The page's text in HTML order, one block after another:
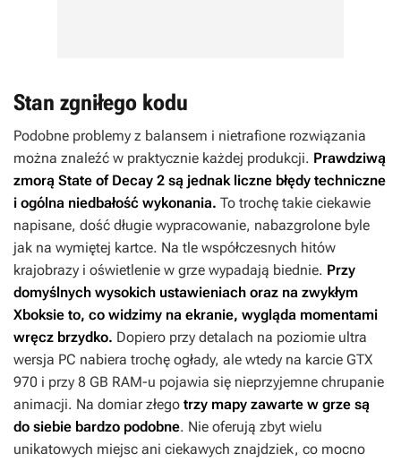
Stan zgniłego kodu
Podobne problemy z balansem i nietrafione rozwiązania
można znaleźć w praktycznie każdej produkcji. Prawdziwą
zmorą State of Decay 2 są jednak liczne błędy techniczne
i ogólna niedbałość wykonania. To trochę takie ciekawie
napisane, dość długie wypracowanie, nabazgrolone byle
jak na wymiętej kartce. Na tle współczesnych hitów
krajobrazy i oświetlenie w grze wypadają biednie. Przy
domyślnych wysokich ustawieniach oraz na zwykłym
Xboksie to, co widzimy na ekranie, wygląda momentami
wręcz brzydko. Dopiero przy detalach na poziomie ultra
wersja PC nabiera trochę ogłady, ale wtedy na karcie GTX
970 i przy 8 GB RAM-u pojawia się nieprzyjemne chrupanie
animacji. Na domiar złego trzy mapy zawarte w grze są
do siebie bardzo podobne. Nie oferują zbyt wielu
unikatowych miejsc ani ciekawych znajdziek, co mocno